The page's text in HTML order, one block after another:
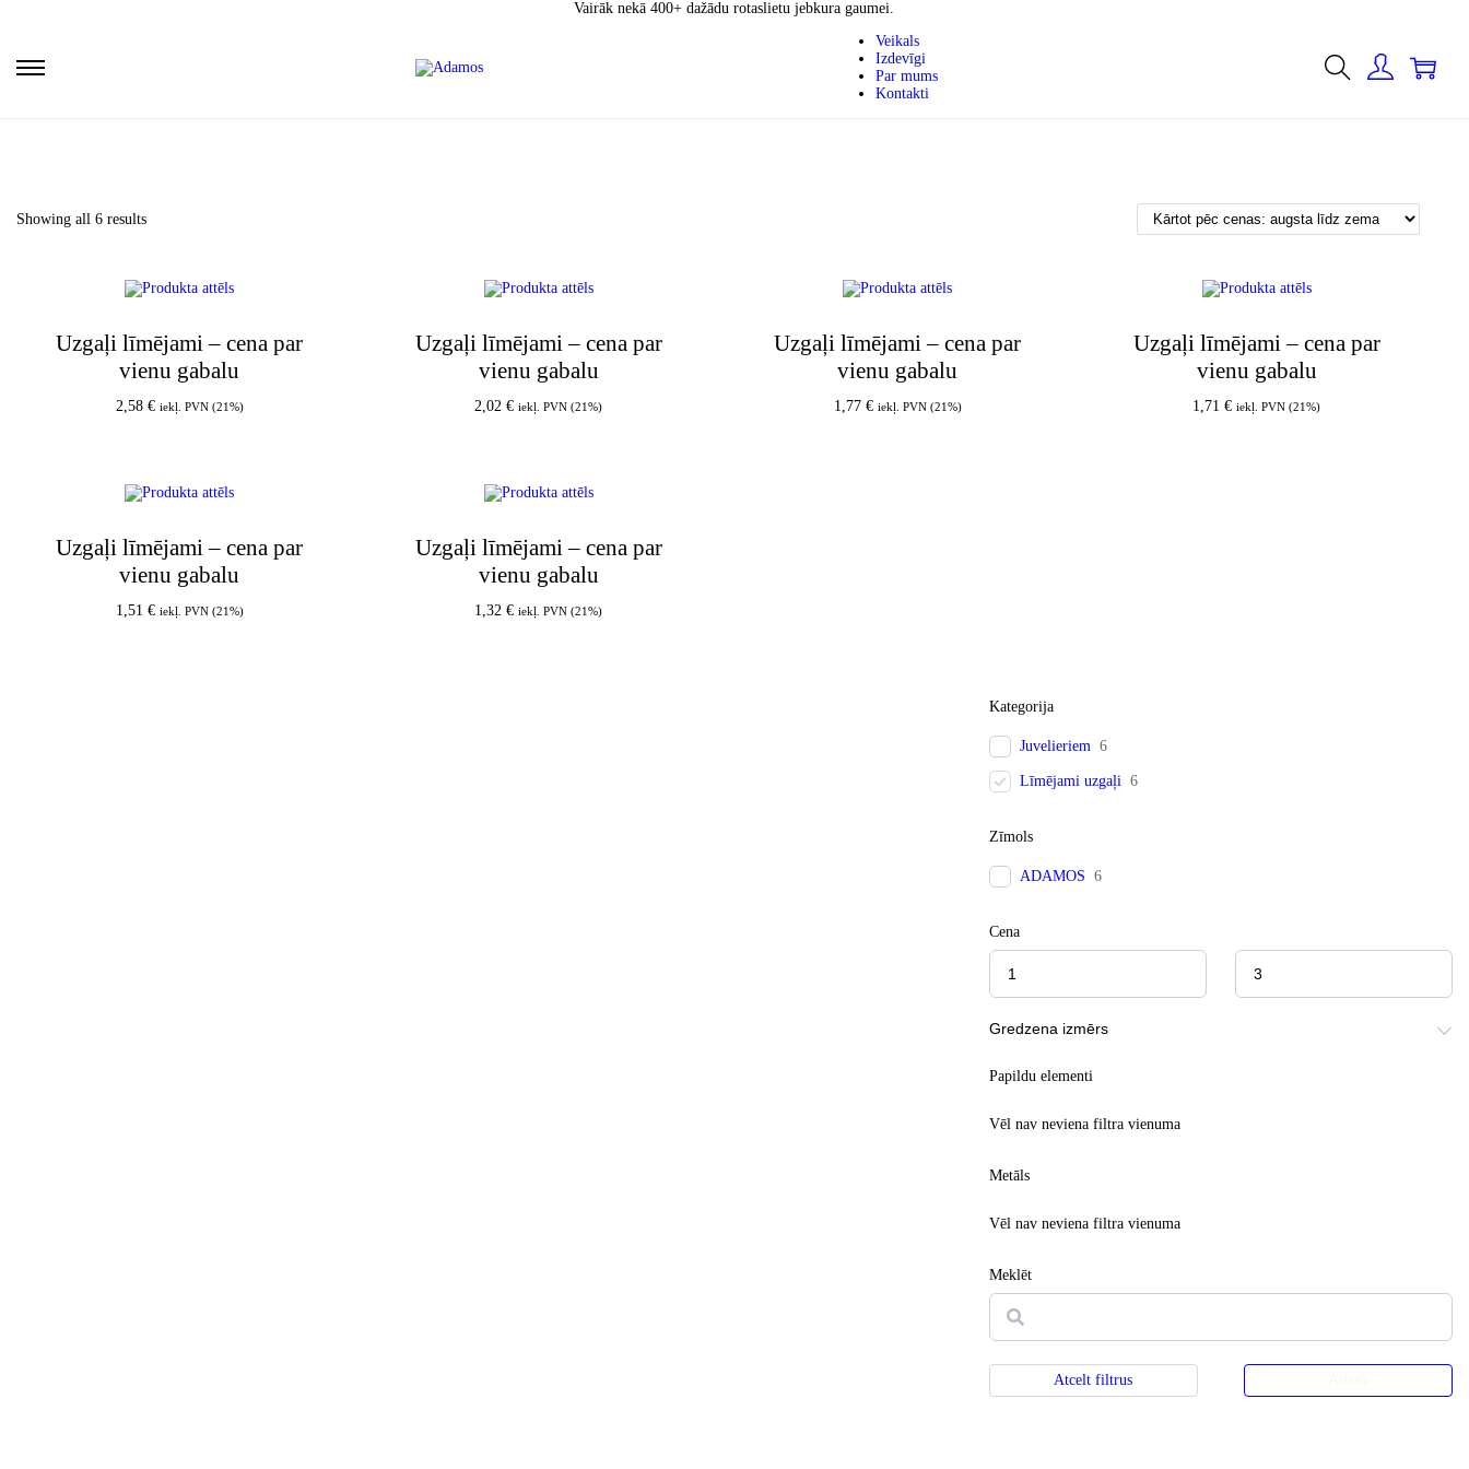
Vairāk nekā 400+ dažādu rotaslietu jebkura gaumei.
Veikals
Izdevīgi
Par mums
Kontakti
Showing all 6 results
Uzgaļi līmējami – cena par
vienu gabalu
2,58 € iekļ. PVN (21%)
Uzgaļi līmējami – cena par
vienu gabalu
2,02€ iekļ. PVN (21%)
Uzgaļi līmējami – cena par
vienu gabalu
1,77 € iekļ. PVN (21%)
Uzgaļi līmējami – cena par
vienu gabalu
1,71€ iekļ. PVN (21%)
Uzgaļi līmējami – cena par
vienu gabalu
1,51 € iekļ. PVN (21%)
Uzgaļi līmējami – cena par
vienu gabalu
1,32€ iekļ. PVN (21%)
Kategorija
Juvelieriem 6
Līmējami uzgaļi 6
Zīmols
ADAMOS 6
Cena
Gredzena izmērs
Papildu elementi
Vēl nav neviena filtra vienuma
Metāls
Vēl nav neviena filtra vienuma
Meklēt
Atcelt filtrus